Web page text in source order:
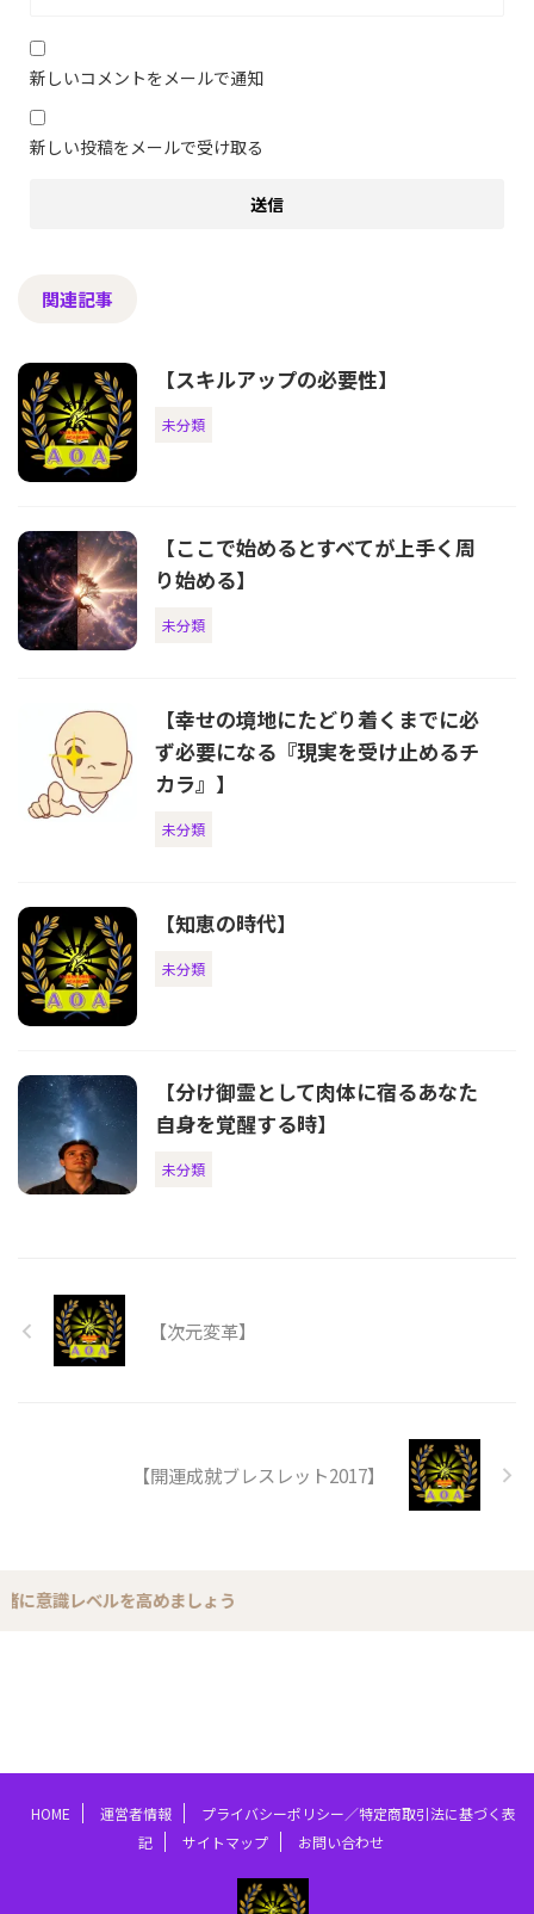
新しいコメントをメールで通知
新しい投稿をメールで受け取る
関連記事
【スキルアップの必要性】
未分類
【ここで始めるとすべてが上手く周
り始める】
未分類
【幸せの境地にたどり着くまでに必
ず必要になる『現実を受け止めるチ
カラ』】
未分類
【知恵の時代】
未分類
【分け御霊として肉体に宿るあなた
自身を覚醒する時】
未分類
【次元変革】
【開運成就ブレスレット2017】
識レベルを高めましょう
HOME 運営者情報
プライバシーポリシー／特定商取引法に基づく表
記
サイトマップ お問い合わせ